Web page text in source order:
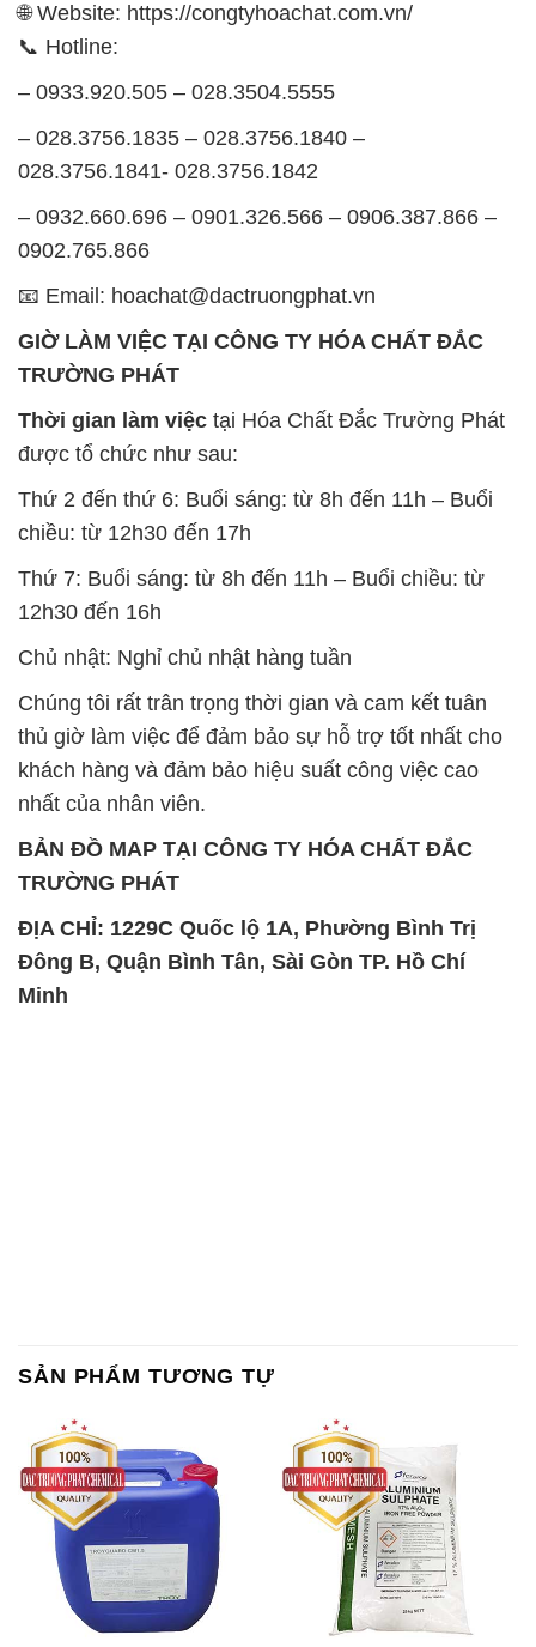
🌐 Website: https://congtyhoachat.com.vn/
📞 Hotline:
– 0933.920.505 – 028.3504.5555
– 028.3756.1835 – 028.3756.1840 –
028.3756.1841- 028.3756.1842
– 0932.660.696 – 0901.326.566 – 0906.387.866 –
0902.765.866
📧 Email: hoachat@dactruongphat.vn
GIỜ LÀM VIỆC TẠI CÔNG TY HÓA CHẤT ĐẮC
TRƯỜNG PHÁT
Thời gian làm việc tại Hóa Chất Đắc Trường Phát
được tổ chức như sau:
Thứ 2 đến thứ 6: Buổi sáng: từ 8h đến 11h – Buổi
chiều: từ 12h30 đến 17h
Thứ 7: Buổi sáng: từ 8h đến 11h – Buổi chiều: từ
12h30 đến 16h
Chủ nhật: Nghỉ chủ nhật hàng tuần
Chúng tôi rất trân trọng thời gian và cam kết tuân
thủ giờ làm việc để đảm bảo sự hỗ trợ tốt nhất cho
khách hàng và đảm bảo hiệu suất công việc cao
nhất của nhân viên.
BẢN ĐỒ MAP TẠI CÔNG TY HÓA CHẤT ĐẮC
TRƯỜNG PHÁT
ĐỊA CHỈ: 1229C Quốc lộ 1A, Phường Bình Trị
Đông B, Quận Bình Tân, Sài Gòn TP. Hồ Chí
Minh
SẢN PHẨM TƯƠNG TỰ